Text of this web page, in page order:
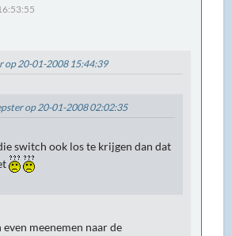
op 20-01-2008 15:44:39
op 20-01-2008 02:02:35
switch ook los te krijgen dan dat
even meenemen naar de